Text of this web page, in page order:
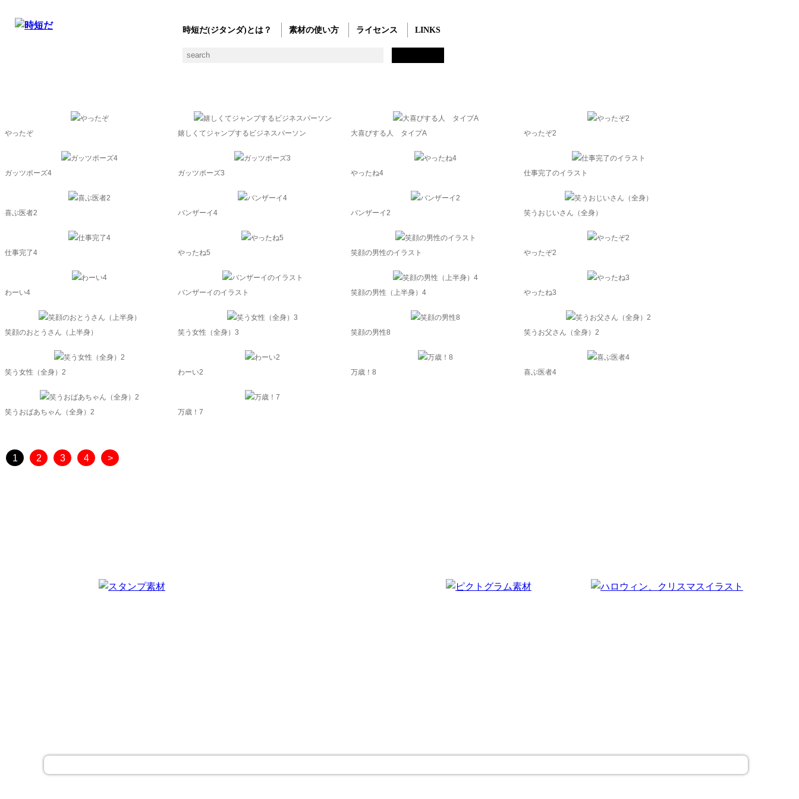
時短だ(ジタンダ)とは？ 素材の使い方 ライセンス LINKS
やったぞ 嬉しくてジャンプするビジネスパーソン 大喜びする人 タイプA やったぞ2
ガッツポーズ4 ガッツポーズ3 やったね4 仕事完了のイラスト
喜ぶ医者2 バンザーイ4 バンザーイ2 笑うおじいさん（全身）
仕事完了4 やったね5 笑顔の男性のイラスト やったぞ2
わーい4 バンザーイのイラスト 笑顔の男性（上半身）4 やったね3
笑顔のおとうさん（上半身） 笑う女性（全身）3 笑顔の男性8 笑うお父さん（全身）2
笑う女性（全身）2 わーい2 万歳！8 喜ぶ医者4
笑うおばあちゃん（全身）2 万歳！7
1 2 3 4 >